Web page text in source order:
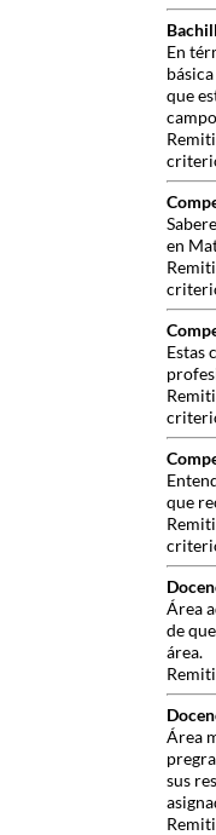
En
que
en
Estas
que
Área
de
área.
Área
sus